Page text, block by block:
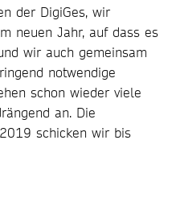
der DigiGes, wir
neuen Jahr, auf dass es
wir auch gemeinsam
notwendige
schon wieder viele
an. Die
schicken wir bis